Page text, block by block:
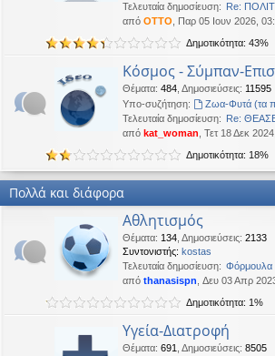
Δευ 16 Φεβ 2026, 18:20
Δευ 16 Φεβ 2026, 02:33
Γεια χαρά. καλέ, πού πήγαν οι κόσμοι;
BlueAngel Πέμ 29 Ιαν 2026, 22:08
likes this message
OTTOέγραψε:↑
Καλησπερα
OTTO•Δευ 19 Ιαν 2026, 16:53
Καλησπερα
neodikos•Κυρ 18 Ιαν 2026, 01:49
Καλημέρα σε όλους
OTTO•Πέμ 08 Ιαν 2026, 01:33
Χρόνια πολλά, καλή χρονια με
Τελευταία δημοσίευση: Re:
από OTTO , Παρ 05 Ιουν 2026,
Δημοτικότητα: 43%
Κόσμος - Σύμπαν-
Θέματα: 484 Δημοσιεύσεις: 11595
Υπο-συζήτηση:
Ζωα-Φυτά (τα
Τελευταία δημοσίευση: Re:
από kat_woman , Τετ 18 Δεκ
Δημοτικότητα: 18%
Πολλά και διάφορα
Αθλητισμός
Θέματα: 134 Δημοσιεύσεις: 2133
Συντονιστής: kostas
Τελευταία δημοσίευση: Φόρμουλα
από thanasispn , Δευ 03 Απρ
Δημοτικότητα: 1%
Υγεία-Διατροφή
Θέματα: 691 Δημοσιεύσεις: 8505